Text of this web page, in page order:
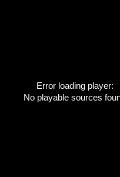
Error loading player:
No playable sources